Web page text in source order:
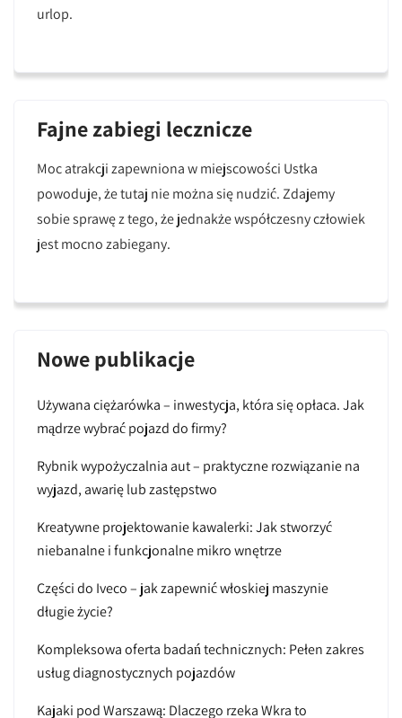
urlop.
Fajne zabiegi lecznicze
Moc atrakcji zapewniona w miejscowości Ustka
powoduje, że tutaj nie można się nudzić. Zdajemy
sobie sprawę z tego, że jednakże współczesny człowiek
jest mocno zabiegany.
Nowe publikacje
Używana ciężarówka – inwestycja, która się opłaca. Jak
mądrze wybrać pojazd do firmy?
Rybnik wypożyczalnia aut – praktyczne rozwiązanie na
wyjazd, awarię lub zastępstwo
Kreatywne projektowanie kawalerki: Jak stworzyć
niebanalne i funkcjonalne mikro wnętrze
Części do Iveco – jak zapewnić włoskiej maszynie
długie życie?
Kompleksowa oferta badań technicznych: Pełen zakres
usług diagnostycznych pojazdów
Kajaki pod Warszawą: Dlaczego rzeka Wkra to